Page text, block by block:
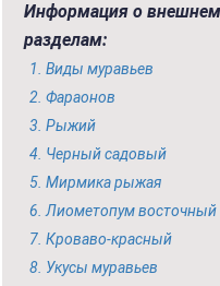
Информация о
разделам:
Виды муравьев
Фараонов
Рыжий
Черный садовый
Мирмика рыжая
Лиометопум восточный
Кроваво-красный
Укусы муравьев